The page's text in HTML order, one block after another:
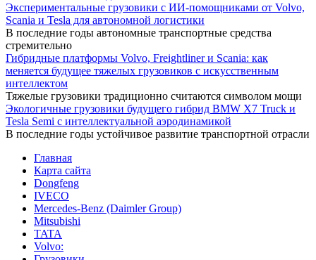
Экспериментальные грузовики с ИИ-помощниками от Volvo,
Scania и Tesla для автономной логистики
В последние годы автономные транспортные средства
стремительно
Гибридные платформы Volvo, Freightliner и Scania: как
меняется будущее тяжелых грузовиков с искусственным
интеллектом
Тяжелые грузовики традиционно считаются символом мощи
Экологичные грузовики будущего гибрид BMW X7 Truck и
Tesla Semi с интеллектуальной аэродинамикой
В последние годы устойчивое развитие транспортной отрасли
Главная
Карта сайта
Dongfeng
IVECO
Mercedes-Benz (Daimler Group)
Mitsubishi
TATA
Volvo: